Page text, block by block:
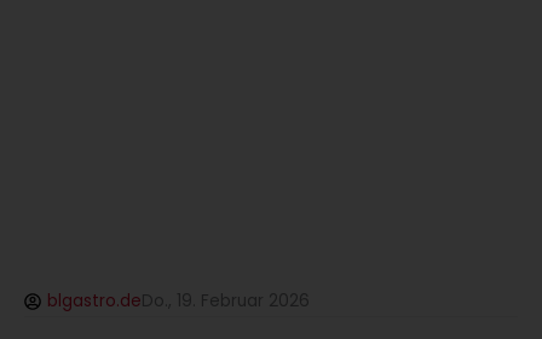
blgastro.deDo., 19. Februar 2026